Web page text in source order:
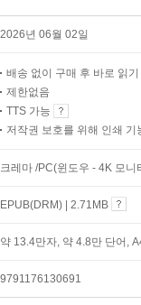
2026년 06월 02일
배송 없이 구매 후 바로 읽기
제한없음
TTS 가능
저작권 보호를 위해 인쇄 기
크레마 /PC(윈도우 - 4K 모
EPUB(DRM) | 2.71MB
약 13.4만자, 약 4.8만 단어,
9791176130691